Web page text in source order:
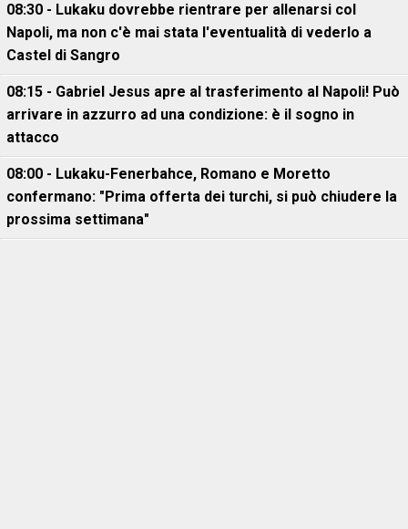
08:30 - Lukaku dovrebbe rientrare per allenarsi col
Napoli, ma non c'è mai stata l'eventualità di vederlo a
Castel di Sangro
08:15 - Gabriel Jesus apre al trasferimento al Napoli! Può
arrivare in azzurro ad una condizione: è il sogno in
attacco
08:00 - Lukaku-Fenerbahce, Romano e Moretto
confermano: "Prima offerta dei turchi, si può chiudere la
prossima settimana"